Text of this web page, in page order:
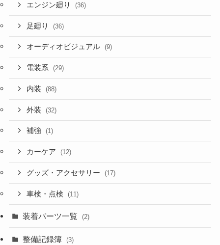
エンジン廻り (36)
足廻り (36)
オーディオビジュアル (9)
電装系 (29)
内装 (88)
外装 (32)
補強 (1)
カーケア (12)
グッズ・アクセサリー (17)
車検・点検 (11)
装着パーツ一覧 (2)
整備記録簿 (3)